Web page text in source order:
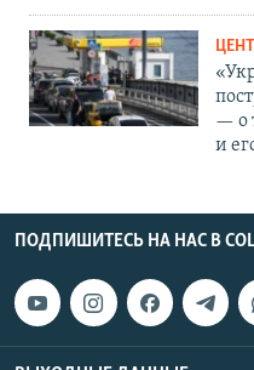
— о
и
ПОДПИШИТЕСЬ НА НАС В